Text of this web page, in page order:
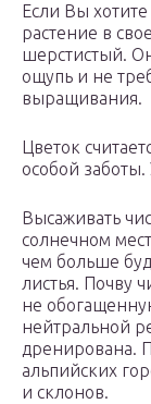
Если Вы
растение в
шерстистый.
ощупь и не
выращивания.
Цветок
особой
Высаживать
солнечном
чем больше
листья. Почву
не
нейтральной
дренирована.
альпийских
и склонов.